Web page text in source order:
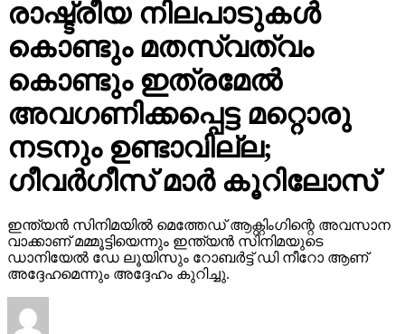
രാഷ്ട്രീയ നിലപാടുകള്‍
കൊണ്ടും മതസ്വത്വം
കൊണ്ടും ഇത്രമേല്‍
അവഗണിക്കപ്പെട്ട മറ്റൊരു
നടനും ഉണ്ടാവില്ല;
ഗീവര്‍ഗീസ് മാര്‍ കൂറിലോസ്
ഇന്ത്യന്‍ സിനിമയില്‍ മെത്തേഡ് ആക്റ്റിംഗിന്റെ അവസാന
വാക്കാണ് മമ്മൂട്ടിയെന്നും ഇന്ത്യന്‍ സിനിമയുടെ
ഡാനിയേല്‍ ഡേ ലൂയിസും റോബര്‍ട്ട് ഡി നീറോ ആണ്
അദ്ദേഹമെന്നും അദ്ദേഹം കുറിച്ചു.